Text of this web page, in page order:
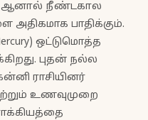
ஆனால் நீண்டகால
பாதிக்கும்.
ஒட்டுமொத்த
புதன் நல்ல
ராசியினர்
உணவுமுறை